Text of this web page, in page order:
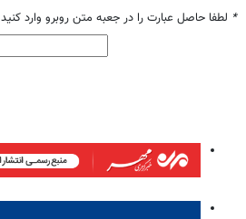
* لطفا حاصل عبارت را در جعبه متن روبرو وارد کنید